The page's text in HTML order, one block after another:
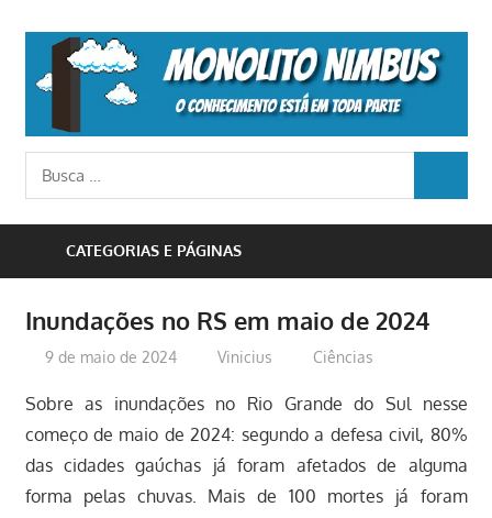
content
o
conhecimento
Busca
para:
CATEGORIAS E PÁGINAS
Inundações no RS em maio de 2024
9 de maio de 2024 Vinicius Ciências
Sobre as inundações no Rio Grande do Sul nesse
começo de maio de 2024: segundo a defesa civil, 80%
das cidades gaúchas já foram afetados de alguma
forma pelas chuvas. Mais de 100 mortes já foram